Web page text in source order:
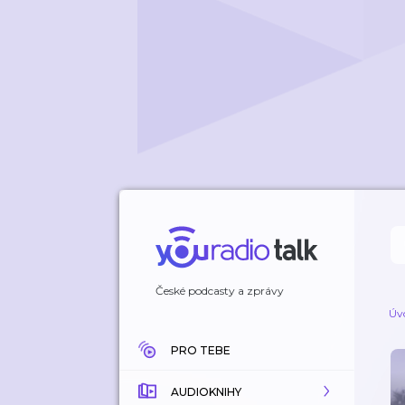
České podcasty a zprávy
PRO TEBE
AUDIOKNIHY